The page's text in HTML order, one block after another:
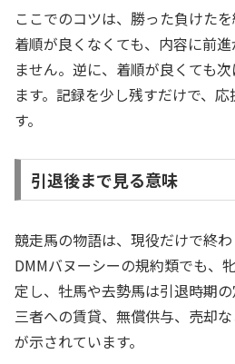
ここでのコツは、勝った負けたを
着順が良くなくても、内容に前
ません。逆に、着順が良くても
ます。記録を少し残すだけで、
す。
引退後まで見る意味
競走馬の物語は、現役だけで終わ
DMMバヌーシーの規約類でも、
定し、牡馬や去勢馬は引退時期
三者への賃貸、無償供与、売却
が示されています。